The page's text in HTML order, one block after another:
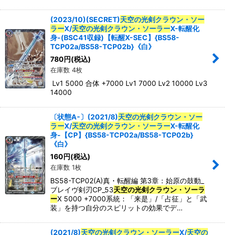
(2023/10)(SECRET)天空の光剣クラウン・ソー
ラーX/天空の光剣クラウン・ソーラーX-転醒化
身-(BSC41収録)【転醒X-SEC】{BS58-
TCP02a/BS58-TCP02b}《白》
780 円(税込)
在庫数 4枚
Lv1 5000 合体 +7000 Lv1 7000 Lv2 10000 Lv3
14000
〔状態A-〕(2021/8)天空の光剣クラウン・ソー
ラーX/天空の光剣クラウン・ソーラーX-転醒化
身-【CP】{BS58-TCP02a/BS58-TCP02b}
《白》
160 円(税込)
在庫数 1枚
BS58-TCP02(A)真・転醒編 第3章：始原の鼓動_
ブレイヴ剣刃CP_53天空の光剣クラウン・ソーラ
ーX 5000 +7000系統：「来是」/「占征」と「武
装」を持つ自分のスピリットの効果でデ…
(2021/8)天空の光剣クラウン・ソーラーX/天空の